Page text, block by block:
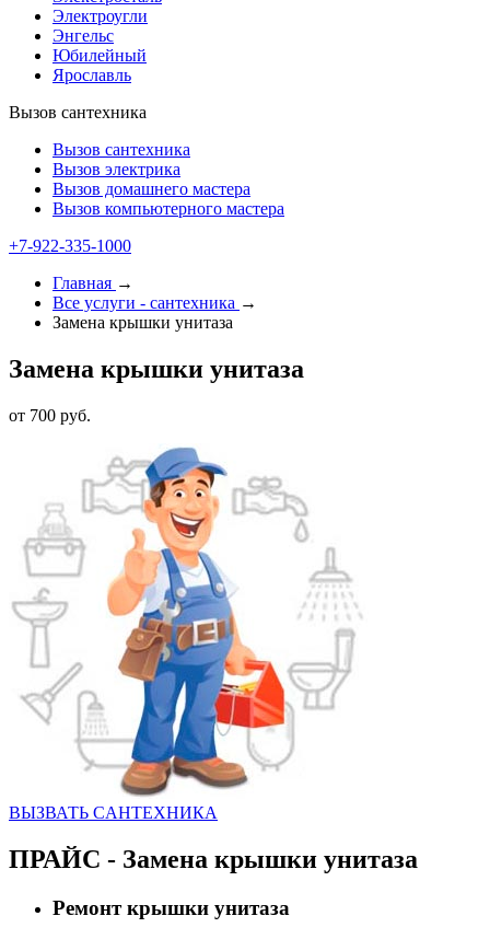
Электроугли
Энгельс
Юбилейный
Ярославль
Вызов сантехника
Вызов сантехника
Вызов электрика
Вызов домашнего мастера
Вызов компьютерного мастера
+7-922-335-1000
Главная →
Все услуги - cантехника →
Замена крышки унитаза
Замена крышки унитаза
от 700 руб.
ВЫЗВАТЬ CАНТЕХНИКА
ПРАЙС - Замена крышки унитаза
Ремонт крышки унитаза